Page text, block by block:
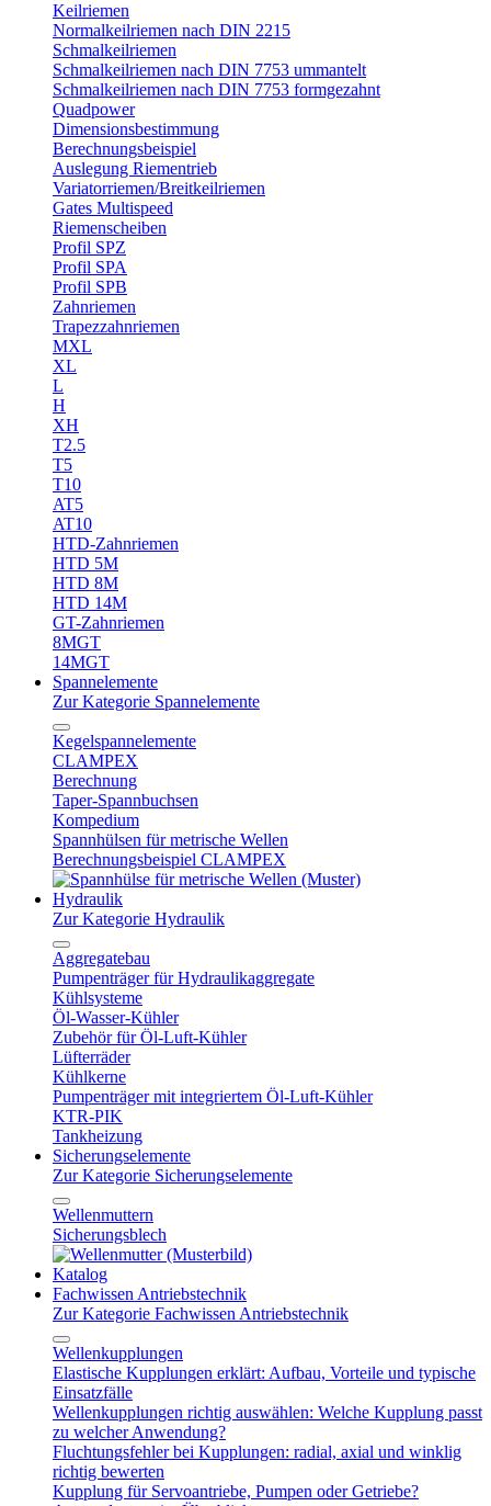
Keilriemen
Normalkeilriemen nach DIN 2215
Schmalkeilriemen
Schmalkeilriemen nach DIN 7753 ummantelt
Schmalkeilriemen nach DIN 7753 formgezahnt
Quadpower
Dimensionsbestimmung
Berechnungsbeispiel
Auslegung Riementrieb
Variatorriemen/Breitkeilriemen
Gates Multispeed
Riemenscheiben
Profil SPZ
Profil SPA
Profil SPB
Zahnriemen
Trapezzahnriemen
MXL
XL
L
H
XH
T2.5
T5
T10
AT5
AT10
HTD-Zahnriemen
HTD 5M
HTD 8M
HTD 14M
GT-Zahnriemen
8MGT
14MGT
Spannelemente
Zur Kategorie Spannelemente
Kegelspannelemente
CLAMPEX
Berechnung
Taper-Spannbuchsen
Kompedium
Spannhülsen für metrische Wellen
Berechnungsbeispiel CLAMPEX
Hydraulik
Zur Kategorie Hydraulik
Aggregatebau
Pumpenträger für Hydraulikaggregate
Kühlsysteme
Öl-Wasser-Kühler
Zubehör für Öl-Luft-Kühler
Lüfterräder
Kühlkerne
Pumpenträger mit integriertem Öl-Luft-Kühler
KTR-PIK
Tankheizung
Sicherungselemente
Zur Kategorie Sicherungselemente
Wellenmuttern
Sicherungsblech
Katalog
Fachwissen Antriebstechnik
Zur Kategorie Fachwissen Antriebstechnik
Wellenkupplungen
Elastische Kupplungen erklärt: Aufbau, Vorteile und typische
Einsatzfälle
Wellenkupplungen richtig auswählen: Welche Kupplung passt
zu welcher Anwendung?
Fluchtungsfehler bei Kupplungen: radial, axial und winklig
richtig bewerten
Kupplung für Servoantriebe, Pumpen oder Getriebe?